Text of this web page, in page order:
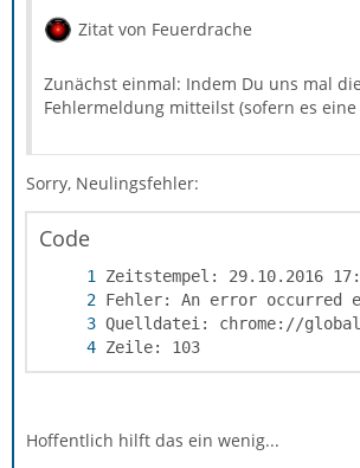
Zitat von Feuerdrache
Zunächst einmal: Indem Du uns mal
Fehlermeldung mitteilst (sofern es eine
Sorry, Neulingsfehler:
Code
Zeile: 103
Hoffentlich hilft das ein wenig...